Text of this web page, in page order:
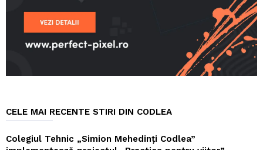
CELE MAI RECENTE STIRI DIN CODLEA
Colegiul Tehnic „Simion Mehedinți Codlea”